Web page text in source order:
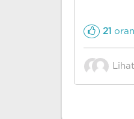
21